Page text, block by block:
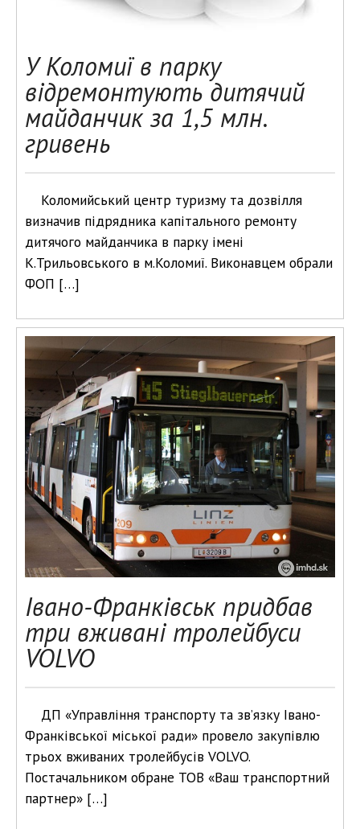
У Коломиї в парку
відремонтують дитячий
майданчик за 1,5 млн.
гривень
Коломийський центр туризму та дозвілля
визначив підрядника капітального ремонту
дитячого майданчика в парку імені
К.Трильовського в м.Коломиї. Виконавцем обрали
ФОП […]
Івано-Франківськ придбав
три вживані тролейбуси
VOLVO
ДП «Управління транспорту та зв’язку Івано-
Франківської міської ради» провело закупівлю
трьох вживаних тролейбусів VOLVO.
Постачальником обране ТОВ «Ваш транспортний
партнер» […]